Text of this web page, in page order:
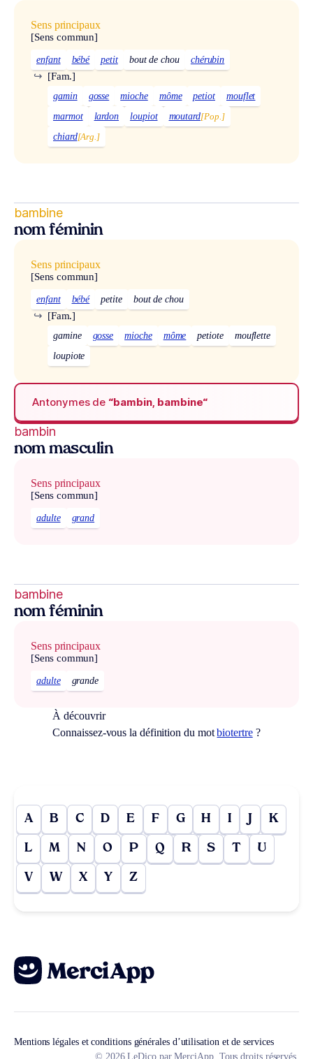
Sens principaux
[Sens commun]
enfant bébé petit bout de chou chérubin
[Fam.]
↪
gamin gosse mioche môme petiot
mouflet
marmot
lardon loupiot moutard[Pop.]
chiard[Arg.]
bambine
nom féminin
Sens principaux
[Sens commun]
enfant bébé petite bout de chou
[Fam.]
↪
gamine gosse mioche môme petiote
mouflette
loupiote
Antonymes de “bambin, bambine“
bambin
nom masculin
Sens principaux
[Sens commun]
adulte grand
bambine
nom féminin
Sens principaux
[Sens commun]
adulte grande
À découvrir
Connaissez-vous la définition du motbiotertre?
A B C D E F G H I J K
L M N O P Q R S T U
V W X Y Z
Mentions légales et conditions générales d’utilisation et de services
© 2026 LeDico par MerciApp. Tous droits réservés.